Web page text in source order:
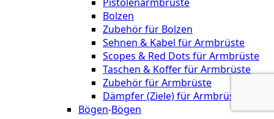
Pistolenarmbrüste
Bolzen
Zubehör für Bolzen
Sehnen & Kabel für Armbrüste
Scopes & Red Dots für Armbrüste
Taschen & Koffer für Armbrüste
Zubehör für Armbrüste
Dämpfer (Ziele) für Armbrüste
Bögen-Bögen